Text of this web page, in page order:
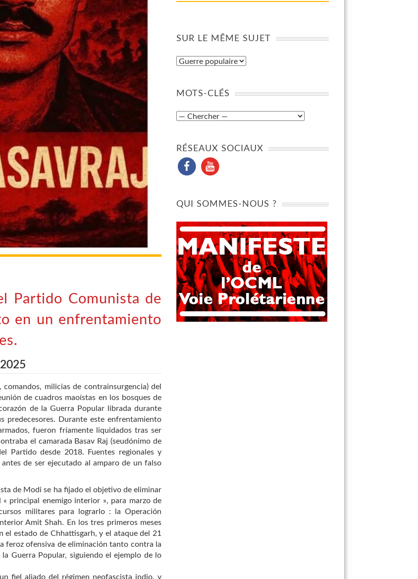
Partido Comunista de
en un enfrentamiento
milicias de contrainsurgencia) del
de cuadros maoístas en los bosques de
de la Guerra Popular librada durante
predecesores. Durante este enfrentamiento
fueron fríamente liquidados tras ser
el camarada Basav Raj (seudónimo de
Partido desde 2018. Fuentes regionales y
de ser ejecutado al amparo de un falso
de Modi se ha fijado el objetivo de eliminar
principal enemigo interior », para marzo de
militares para lograrlo : la Operación
Amit Shah. En los tres primeros meses
el estado de Chhattisgarh, y el ataque del 21
feroz ofensiva de eliminación tanto contra la
Guerra Popular, siguiendo el ejemplo de lo
fiel aliado del régimen neofascista indio, y
SUR LE MÊME SUJET
MOTS-CLÉS
RÉSEAUX SOCIAUX
QUI SOMMES-NOUS ?